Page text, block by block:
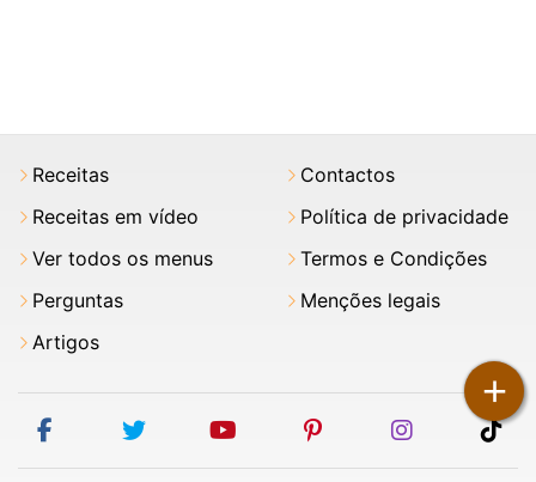
+
Receitas
Receitas em vídeo
Ver todos os menus
Perguntas
Artigos
Contactos
Política de privacidade
Termos e Condições
Menções legais
facebooktwitter youtubepinterestinstagram